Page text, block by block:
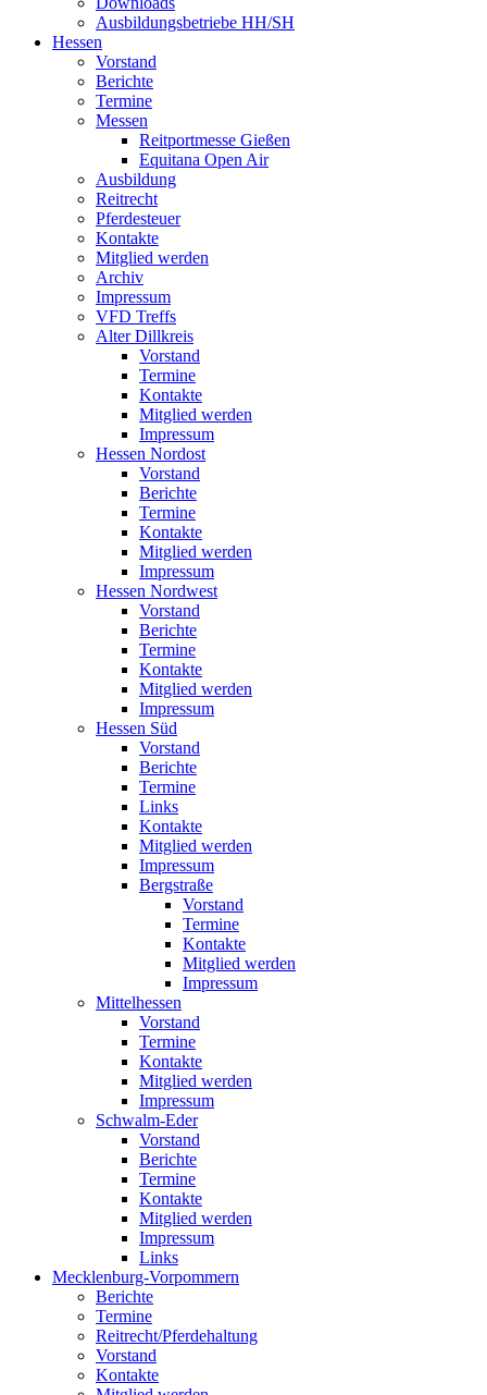
Ausbildungsbetriebe HH/SH
Hessen
Vorstand
Berichte
Termine
Messen
Reitportmesse Gießen
Equitana Open Air
Ausbildung
Reitrecht
Pferdesteuer
Kontakte
Mitglied werden
Archiv
Impressum
VFD Treffs
Alter Dillkreis
Vorstand
Termine
Kontakte
Mitglied werden
Impressum
Hessen Nordost
Vorstand
Berichte
Termine
Kontakte
Mitglied werden
Impressum
Hessen Nordwest
Vorstand
Berichte
Termine
Kontakte
Mitglied werden
Impressum
Hessen Süd
Vorstand
Berichte
Termine
Links
Kontakte
Mitglied werden
Impressum
Bergstraße
Vorstand
Termine
Kontakte
Mitglied werden
Impressum
Mittelhessen
Vorstand
Termine
Kontakte
Mitglied werden
Impressum
Schwalm-Eder
Vorstand
Berichte
Termine
Kontakte
Mitglied werden
Impressum
Links
Mecklenburg-Vorpommern
Berichte
Termine
Reitrecht/Pferdehaltung
Vorstand
Kontakte